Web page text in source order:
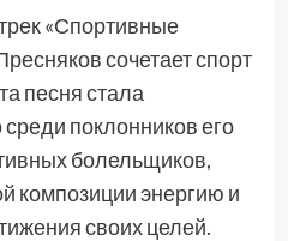
«Спортивные
сочетает спорт
песня стала
поклонников его
болельщиков,
композиции энергию и
своих целей.